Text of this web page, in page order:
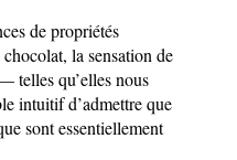
de propriétés
la sensation de
telles qu’elles nous
intuitif d’admettre que
sont essentiellement